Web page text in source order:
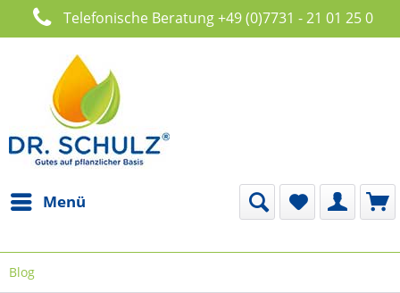
Telefonische Beratung +49 (0)7731 - 21 01 25 0
Menü
Blog